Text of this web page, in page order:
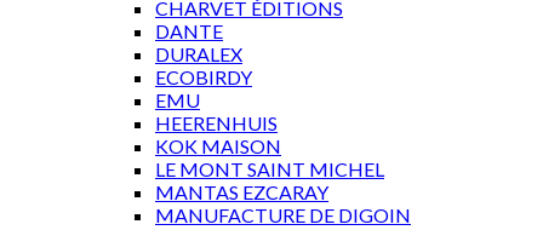
CHARVET ÉDITIONS
DANTE
DURALEX
ECOBIRDY
EMU
HEERENHUIS
KOK MAISON
LE MONT SAINT MICHEL
MANTAS EZCARAY
MANUFACTURE DE DIGOIN